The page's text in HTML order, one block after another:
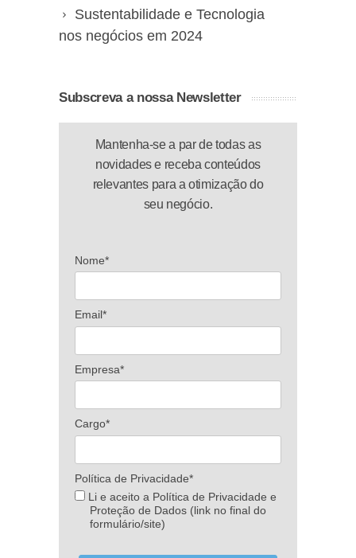
Sustentabilidade e Tecnologia
nos negócios em 2024
Subscreva a nossa Newsletter
Mantenha-se a par de todas as
novidades e receba conteúdos
relevantes para a otimização do
seu negócio.
Nome*
Email*
Empresa*
Cargo*
Política de Privacidade*
Li e aceito a Política de Privacidade e
Proteção de Dados (link no final do
formulário/site)